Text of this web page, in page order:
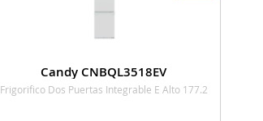
Candy CNBQL3518EV
Frigorifico Dos Puertas Integrable E Alto 177.2